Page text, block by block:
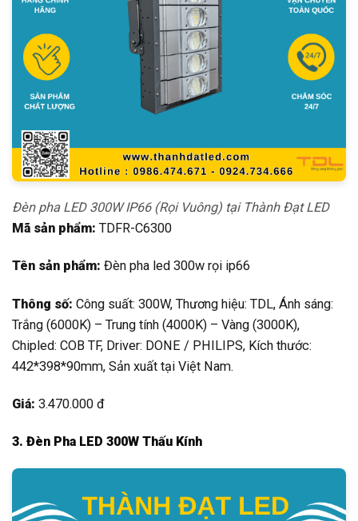
Đèn pha LED 300W IP66 (Rọi Vuông) tại Thành Đạt LED
Mã sản phẩm: TDFR-C6300
Tên sản phẩm: Đèn pha led 300w rọi ip66
Thông số: Công suất: 300W, Thương hiệu: TDL, Ánh sáng:
Trắng (6000K) – Trung tính (4000K) – Vàng (3000K),
Chipled: COB TF, Driver: DONE / PHILIPS, Kích thước:
442*398*90mm, Sản xuất tại Việt Nam.
Giá: 3.470.000 đ
3. Đèn Pha LED 300W Thấu Kính